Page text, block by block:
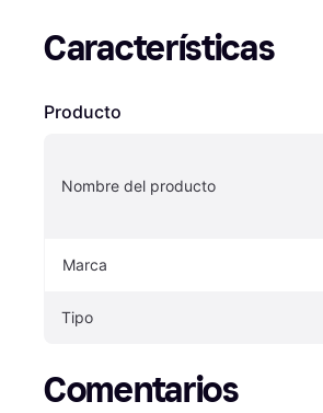
Características
Producto
Nombre del producto
Marca
Tipo
Comentarios